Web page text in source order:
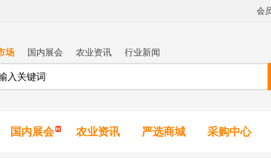
会
场 国内展会 农业资讯 行业新闻
国内展会 农业资讯 严选商城 采购中心